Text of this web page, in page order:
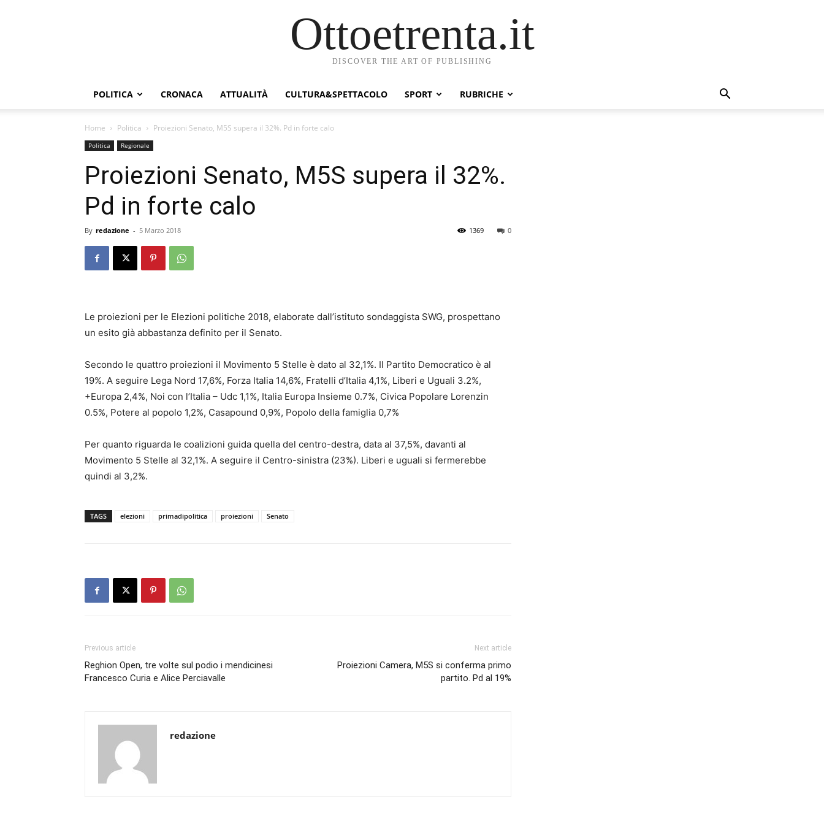
Ottoetrenta.it
DISCOVER THE ART OF PUBLISHING
POLITICA CRONACA ATTUALITÀ CULTURA&SPETTACOLO SPORT RUBRICHE
Home Politica Proiezioni Senato, M5S supera il 32%. Pd in forte calo
Politica Regionale
Proiezioni Senato, M5S supera il 32%.
Pd in forte calo
By redazione - 5 Marzo 2018 0
1369
Le proiezioni per le Elezioni politiche 2018, elaborate dall’istituto sondaggista SWG, prospettano
un esito già abbastanza definito per il Senato.
Secondo le quattro proiezioni il Movimento 5 Stelle è dato al 32,1%. Il Partito Democratico è al
19%. A seguire Lega Nord 17,6%, Forza Italia 14,6%, Fratelli d’Italia 4,1%, Liberi e Uguali 3.2%,
+Europa 2,4%, Noi con l’Italia – Udc 1,1%, Italia Europa Insieme 0.7%, Civica Popolare Lorenzin
0.5%, Potere al popolo 1,2%, Casapound 0,9%, Popolo della famiglia 0,7%
Per quanto riguarda le coalizioni guida quella del centro-destra, data al 37,5%, davanti al
Movimento 5 Stelle al 32,1%. A seguire il Centro-sinistra (23%). Liberi e uguali si fermerebbe
quindi al 3,2%.
TAGS elezioni primadipolitica proiezioni Senato
Previous article
Reghion Open, tre volte sul podio i mendicinesi
Francesco Curia e Alice Perciavalle
Next article
Proiezioni Camera, M5S si conferma primo
partito. Pd al 19%
redazione